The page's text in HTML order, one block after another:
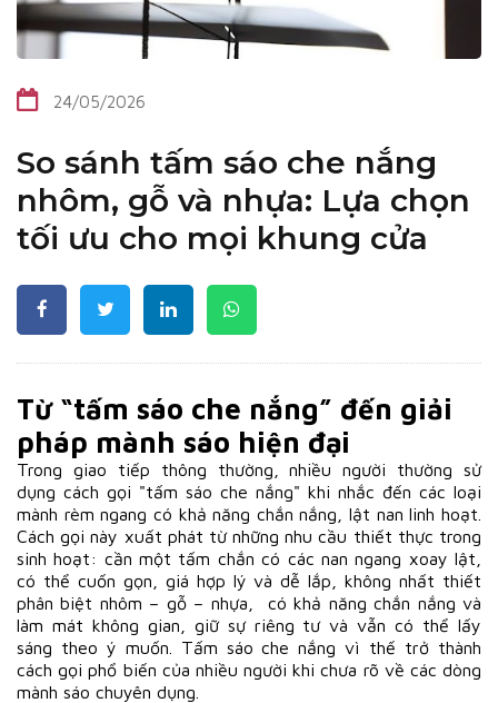
24/05/2026
So sánh tấm sáo che nắng
nhôm, gỗ và nhựa: Lựa chọn
tối ưu cho mọi khung cửa
Từ “tấm sáo che nắng” đến giải
pháp mành sáo hiện đại
Trong giao tiếp thông thường, nhiều người thường sử
dụng cách gọi "tấm sáo che nắng" khi nhắc đến các loại
mành rèm ngang có khả năng chắn nắng, lật nan linh hoạt.
Cách gọi này xuất phát từ những nhu cầu thiết thực trong
sinh hoạt: cần một tấm chắn có các nan ngang xoay lật,
có thể cuốn gọn, giá hợp lý và dễ lắp, không nhất thiết
phân biệt nhôm – gỗ – nhựa, có khả năng chắn nắng và
làm mát không gian, giữ sự riêng tư và vẫn có thể lấy
sáng theo ý muốn. Tấm sáo che nắng vì thế trở thành
cách gọi phổ biến của nhiều người khi chưa rõ về các dòng
mành sáo chuyên dụng.